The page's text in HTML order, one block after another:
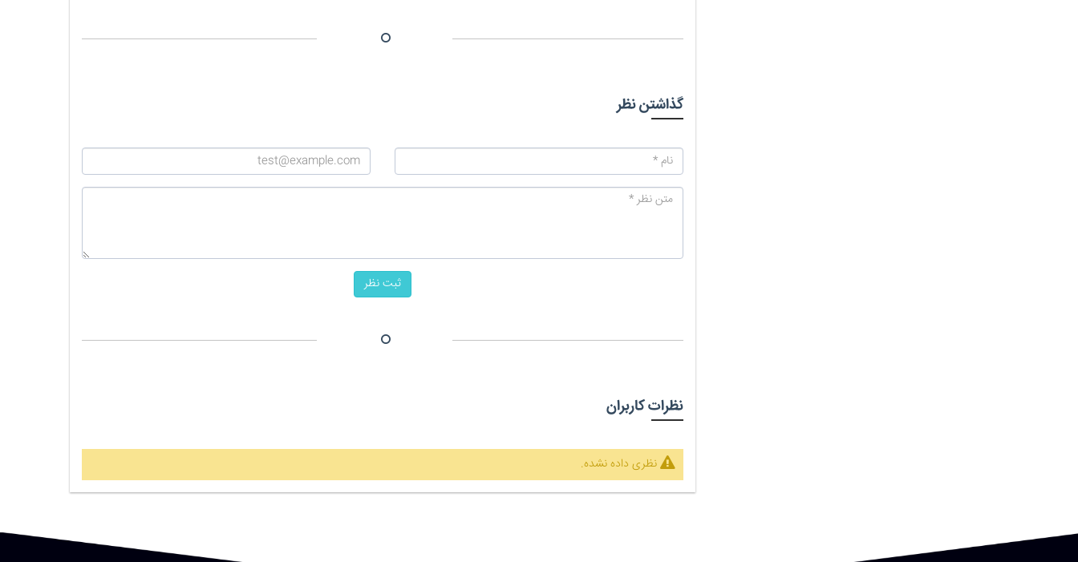
گذاشتن نظر
ثبت نظر
نظرات کاربران
نظری داده نشده.